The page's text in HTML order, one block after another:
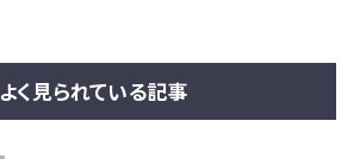
よく見られている記事